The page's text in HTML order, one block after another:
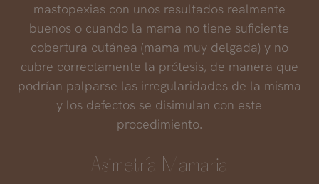
mastopexias con unos resultados realmente
buenos o cuando la mama no tiene suficiente
cobertura cutánea (mama muy delgada) y no
cubre correctamente la prótesis, de manera que
podrían palparse las irregularidades de la misma
y los defectos se disimulan con este
procedimiento.
Asimetría Mamaria